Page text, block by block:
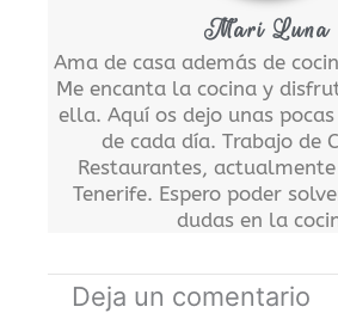
Mari Luna
Ama de casa además de
Me encanta la cocina y
ella. Aquí os dejo unas
de cada día. Trabajo de
Restaurantes,
Tenerife. Espero poder
dudas en la
Deja un comentario